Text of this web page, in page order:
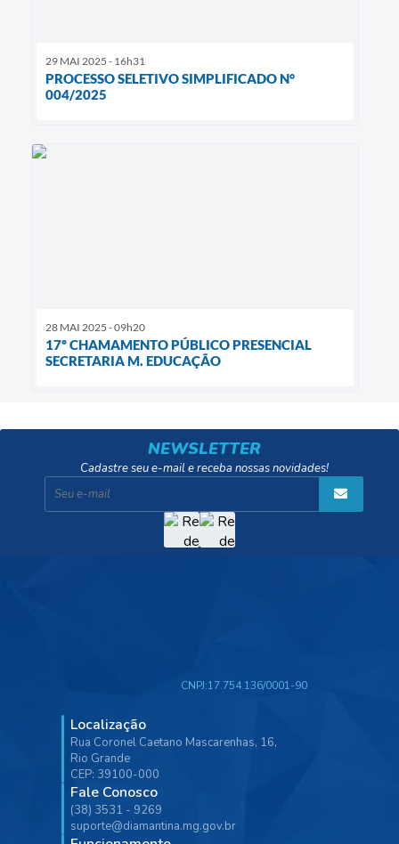
29 MAI 2025 - 16h31
PROCESSO SELETIVO SIMPLIFICADO N°
004/2025
28 MAI 2025 - 09h20
17º CHAMAMENTO PÚBLICO PRESENCIAL
SECRETARIA M. EDUCAÇÃO
NEWSLETTER
Cadastre seu e-mail e receba nossas novidades!
Localização
Rua Coronel Caetano Mascarenhas, 16,
Rio Grande
CEP: 39100-000
Fale Conosco
(38) 3531 - 9269
suporte@diamantina.mg.gov.br
CNPJ:17.754.136/0001-90